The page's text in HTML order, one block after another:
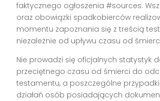
faktycznego ogłoszenia #sources.
oraz obowiązki spadkobierców
momentu zapoznania się z treścią
niezależnie od upływu czasu od
Nie prowadzi się oficjalnych statystyk
przeciętnego czasu od śmierci do
testamentu, a poszczególne
działań osób posiadających